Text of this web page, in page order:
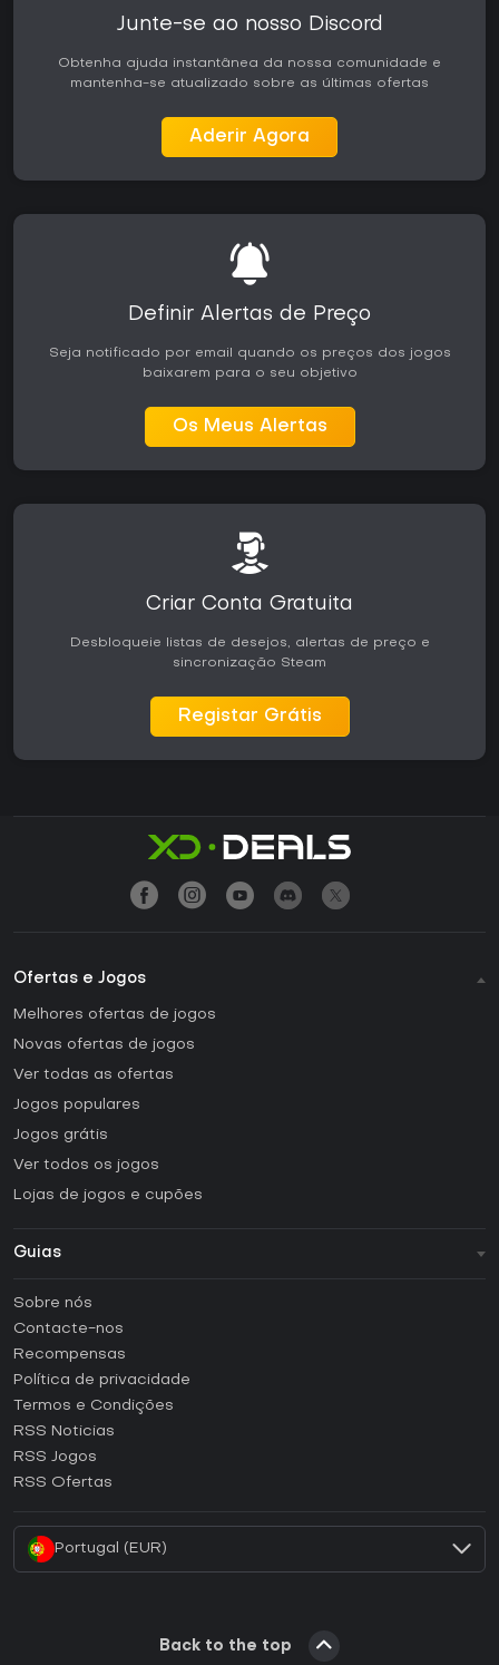
Junte-se ao nosso Discord
Obtenha ajuda instantânea da nossa comunidade e
mantenha-se atualizado sobre as últimas ofertas
Aderir Agora
Definir Alertas de Preço
Seja notificado por email quando os preços dos jogos
baixarem para o seu objetivo
Os Meus Alertas
Criar Conta Gratuita
Desbloqueie listas de desejos, alertas de preço e
sincronização Steam
Registar Grátis
Ofertas e Jogos
Melhores ofertas de jogos
Novas ofertas de jogos
Ver todas as ofertas
Jogos populares
Jogos grátis
Ver todos os jogos
Lojas de jogos e cupões
Guias
Como ativar uma CD Key Steam?
Como ativar uma CD Key Epic Games?
Como ativar uma CD Key GOG?
Como ativar uma CD Key Ubisoft Connect?
Sobre nós
Contacte-nos
Recompensas
Política de privacidade
Termos e Condições
RSS Noticias
RSS Jogos
RSS Ofertas
Portugal (EUR)
Back to the top